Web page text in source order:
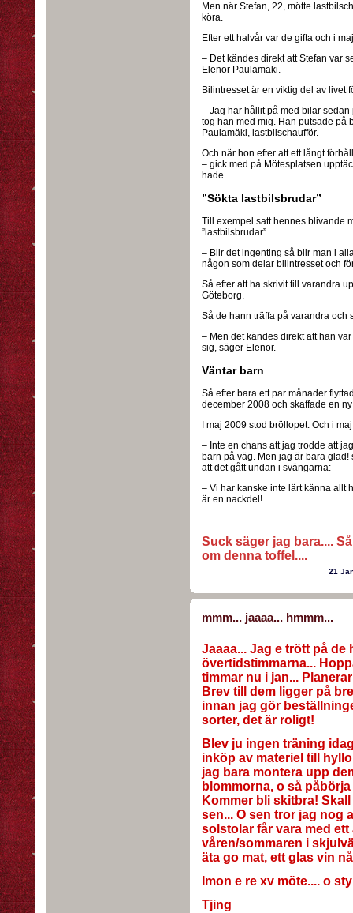
Men när Stefan, 22, mötte
köra.
Efter ett halvår var de gifta och i
– Det kändes direkt att Stefan var
Elenor Paulamäki.
Bilintresset är en viktig del av livet
– Jag har hållit på med bilar
tog han med mig. Han putsade på
Paulamäki, lastbilschaufför.
Och när hon efter att ett långt
– gick med på Mötesplatsen
hade.
”Sökta lastbilsbrudar”
Till exempel satt hennes blivande
”lastbilsbrudar”.
– Blir det ingenting så blir man i
någon som delar bilintresset och
Så efter att ha skrivit till varandra
Göteborg.
Så de hann träffa på varandra och
– Men det kändes direkt att han
sig, säger Elenor.
Väntar barn
Så efter bara ett par månader
december 2008 och skaffade en
I maj 2009 stod bröllopet. Och i
– Inte en chans att jag trodde att
barn på väg. Men jag är bara
att det gått undan i svängarna:
– Vi har kanske inte lärt känna allt
är en nackdel!
Suck säger jag bara....
om denna toffel....
21
mmm... jaaaa... hmmm...
Jaaaa... Jag e trött på de
övertidstimmarna...
timmar nu i jan...
Brev till dem ligger på
innan jag gör
sorter, det är roligt!
Blev ju ingen träning
inköp av materiel till
jag bara montera upp
blommorna, o så
Kommer bli skitbra!
sen... O sen tror jag nog
solstolar får vara med
våren/sommaren i
äta go mat, ett glas vin
Imon e re xv möte.... o
Tjing